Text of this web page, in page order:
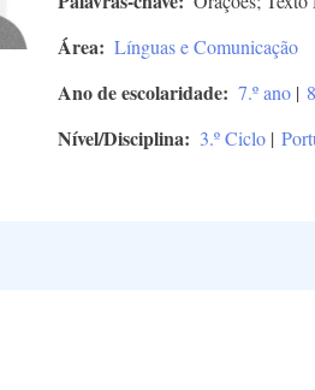
Área Línguas e Comunicação
Ano de escolaridade 7.º ano |
Nível/Disciplina 3.º Ciclo |